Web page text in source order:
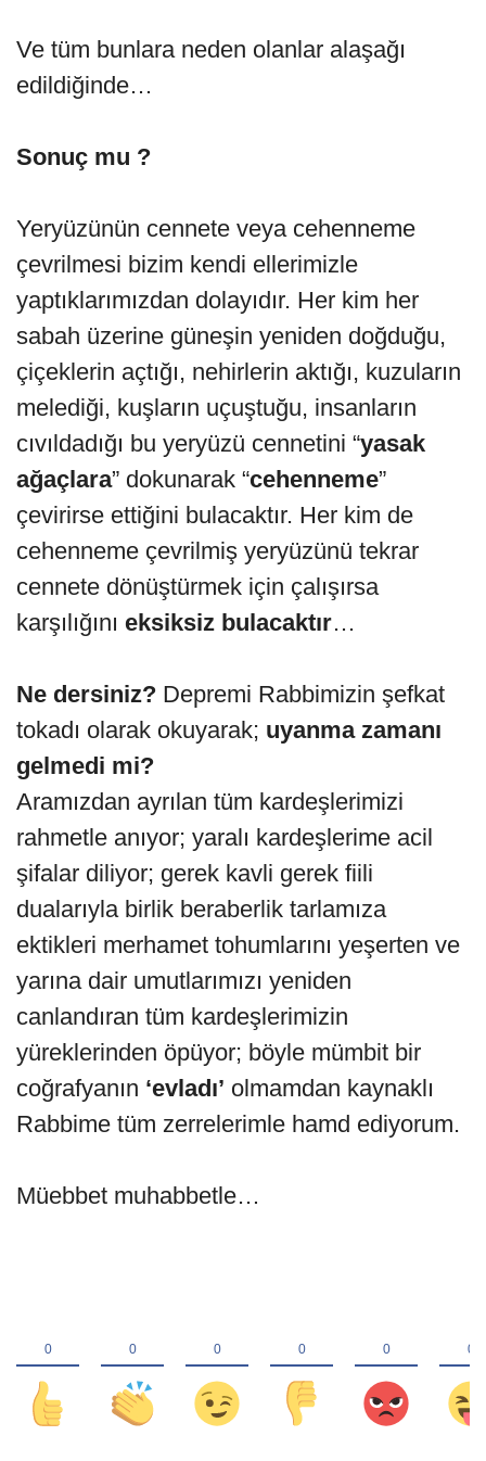
Ve tüm bunlara neden olanlar alaşağı
edildiğinde…
Sonuç mu ?
Yeryüzünün cennete veya cehenneme
çevrilmesi bizim kendi ellerimizle
yaptıklarımızdan dolayıdır. Her kim her
sabah üzerine güneşin yeniden doğduğu,
çiçeklerin açtığı, nehirlerin aktığı, kuzuların
melediği, kuşların uçuştuğu, insanların
cıvıldadığı bu yeryüzü cennetini “yasak
ağaçlara” dokunarak “cehenneme”
çevirirse ettiğini bulacaktır. Her kim de
cehenneme çevrilmiş yeryüzünü tekrar
cennete dönüştürmek için çalışırsa
karşılığını eksiksiz bulacaktır…
Ne dersiniz? Depremi Rabbimizin şefkat
tokadı olarak okuyarak; uyanma zamanı
gelmedi mi?
Aramızdan ayrılan tüm kardeşlerimizi
rahmetle anıyor; yaralı kardeşlerime acil
şifalar diliyor; gerek kavli gerek fiili
dualarıyla birlik beraberlik tarlamıza
ektikleri merhamet tohumlarını yeşerten ve
yarına dair umutlarımızı yeniden
canlandıran tüm kardeşlerimizin
yüreklerinden öpüyor; böyle mümbit bir
coğrafyanın ‘evladı’ olmamdan kaynaklı
Rabbime tüm zerrelerimle hamd ediyorum.
Müebbet muhabbetle…